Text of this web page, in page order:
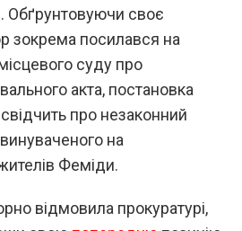
Обґрунтовуючи своє
зокрема посилався на
суду про
акта, постановка
про незаконний
на
Феміди.
відмовила прокуратурі,